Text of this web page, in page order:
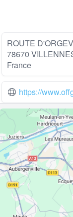
ROUTE
78670
France
https://